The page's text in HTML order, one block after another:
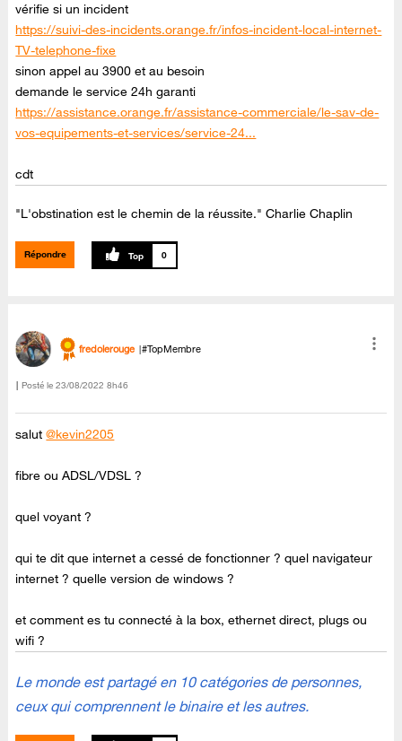
vérifie si un incident
https://suivi-des-incidents.orange.fr/infos-incident-local-internet-
TV-telephone-fixe
sinon appel au 3900 et au besoin
demande le service 24h garanti
https://assistance.orange.fr/assistance-commerciale/le-sav-de-
vos-equipements-et-services/service-24...
cdt
"L'obstination est le chemin de la réussite." Charlie Chaplin
Répondre 0
fredolerouge #TopMembre
Posté le ‎23/08/2022 8h46
salut@kevin2205
fibre ou ADSL/VDSL ?
quel voyant ?
qui te dit que internet a cessé de fonctionner ? quel navigateur
internet ? quelle version de windows ?
et comment es tu connecté à la box, ethernet direct, plugs ou
wifi ?
Le monde est partagé en 10 catégories de personnes,
ceux qui comprennent le binaire et les autres.